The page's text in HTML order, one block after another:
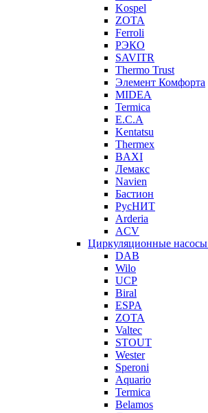
Kospel
ZOTA
Ferroli
РЭКО
SAVITR
Thermo Trust
Элемент Комфорта
MIDEA
Termica
E.C.A
Kentatsu
Thermex
BAXI
Лемакс
Navien
Бастион
РусНИТ
Arderia
ACV
Циркуляционные насосы
DAB
Wilo
UCP
Biral
ESPA
ZOTA
Valtec
STOUT
Wester
Speroni
Aquario
Termica
Belamos